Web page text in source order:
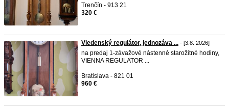
Trenčín - 913 21
320 €
Viedenský regulátor, jednozáva ... - [3.8. 2026]
na predaj 1-závažové nástenné starožitné hodiny,
VIENNA REGULATOR ...
Bratislava - 821 01
960 €